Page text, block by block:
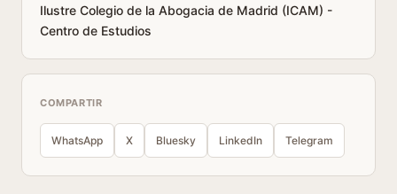
Ilustre Colegio de la Abogacia de Madrid (ICAM) -
Centro de Estudios
COMPARTIR
WhatsApp X Bluesky LinkedIn Telegram